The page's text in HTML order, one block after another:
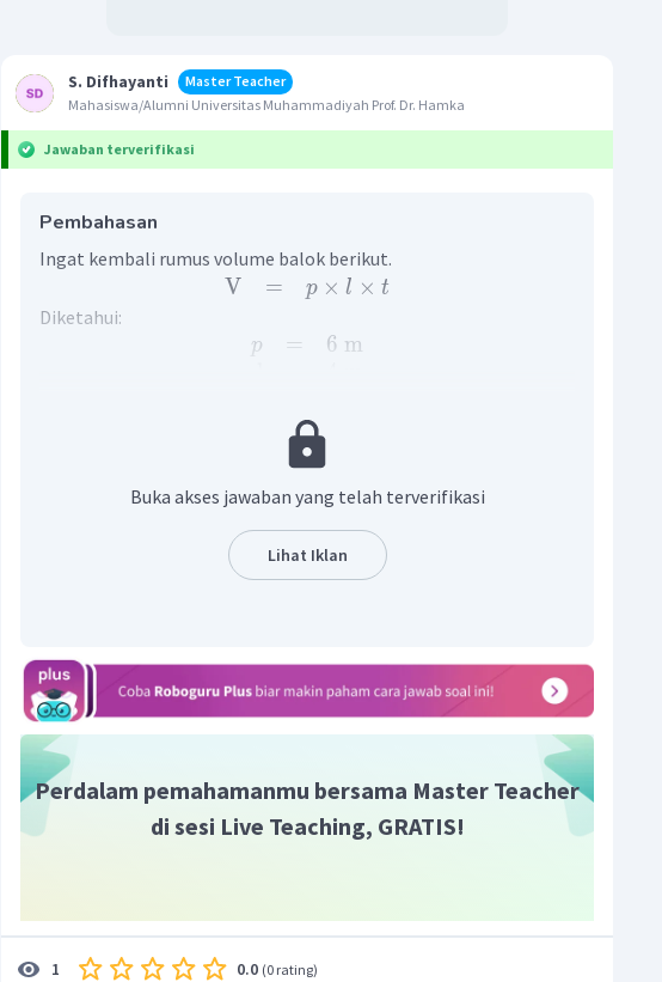
S. Difhayanti
Master Teacher
Mahasiswa/Alumni Universitas Muhammadiyah Prof. Dr. Hamka
Jawaban terverifikasi
Pembahasan
Ingat kembali rumus volume balok berikut.
V = p × l × t
Diketahui:
p
=
6 m
Sehingga, diperoleh perhitungan berikut ini.
V
=
6
Kolam diisi air sampai ketinggian
nya sehingga volume air
Jadi, volume air dalam kolam itu adalah32 m3.
Buka akses jawaban yang telah terverifikasi
Lihat Iklan
Perdalam pemahamanmu bersama Master Teacher
di sesi Live Teaching, GRATIS!
1 0.0 (0 rating)